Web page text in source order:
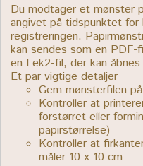
Du modtager et mønster
angivet på tidspunktet for
registreringen.
kan sendes som en
en Lek2-fil, der kan
Et par vigtige detaljer
Gem mønsterfilen
Kontroller at
forstørret eller
papirstørrelse)
Kontroller at
måler 10 x 10 cm